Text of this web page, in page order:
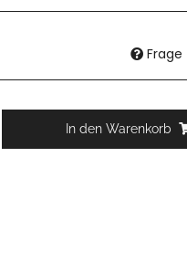
Frage
In den Warenkorb